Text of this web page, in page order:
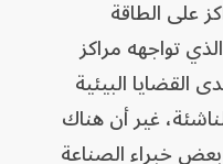
على الطاقة
تواجهه مراكز
القضايا البيئية
غير أن هناك
خبراء الصناعة